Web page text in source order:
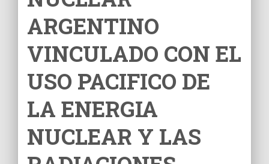
ARGENTINO
VINCULADO CON EL
USO PACIFICO DE
LA ENERGIA
NUCLEAR Y LAS